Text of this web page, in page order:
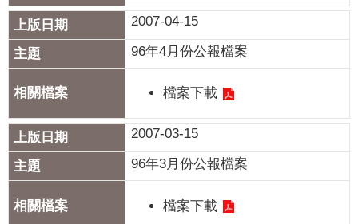
策
隱
私
權
策
資
料
開
2007-04-15
96年4月份公報檔案
檔案下載
2007-03-15
96年3月份公報檔案
檔案下載